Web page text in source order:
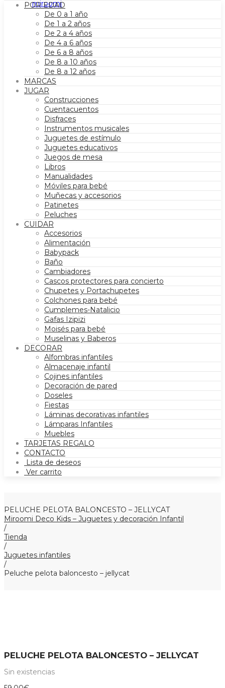
POR EDAD
De 0 a 1 año
De 1 a 2 años
De 2 a 4 años
De 4 a 6 años
De 6 a 8 años
De 8 a 10 años
De 8 a 12 años
MARCAS
JUGAR
Construcciones
Cuentacuentos
Disfraces
Instrumentos musicales
Juguetes de estímulo
Juguetes educativos
Juegos de mesa
Libros
Manualidades
Móviles para bebé
Muñecas y accesorios
Patinetes
Peluches
CUIDAR
Accesorios
Alimentación
Babypack
Baño
Cambiadores
Cascos protectores para concierto
Chupetes y Portachupetes
Colchones para bebé
Cumplemes-Natalicio
Gafas Izipizi
Moisés para bebé
Muselinas y Baberos
DECORAR
Alfombras infantiles
Almacenaje infantil
Cojines infantiles
Decoración de pared
Doseles
Fiestas
Láminas decorativas infantiles
Lámparas Infantiles
Muebles
TARJETAS REGALO
CONTACTO
Lista de deseos
Ver carrito
PELUCHE PELOTA BALONCESTO – JELLYCAT
Miroomi Deco Kids – Juguetes y decoración Infantil
/
Tienda
/
Juguetes infantiles
/
Peluche pelota baloncesto – jellycat
PELUCHE PELOTA BALONCESTO – JELLYCAT
Sin existencias